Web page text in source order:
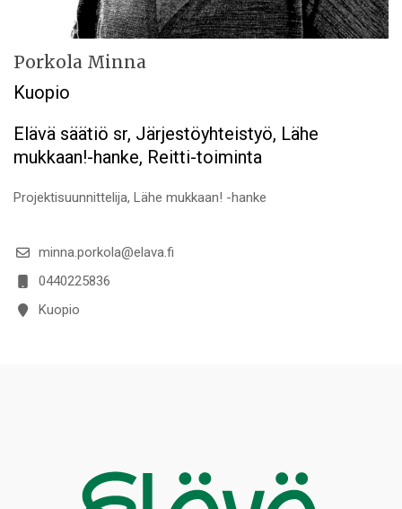
Porkola Minna
Kuopio
Elävä säätiö sr, Järjestöyhteistyö, Lähe
mukkaan!-hanke, Reitti-toiminta
Projektisuunnittelija, Lähe mukkaan! -hanke
minna.porkola@elava.fi
0440225836
Kuopio